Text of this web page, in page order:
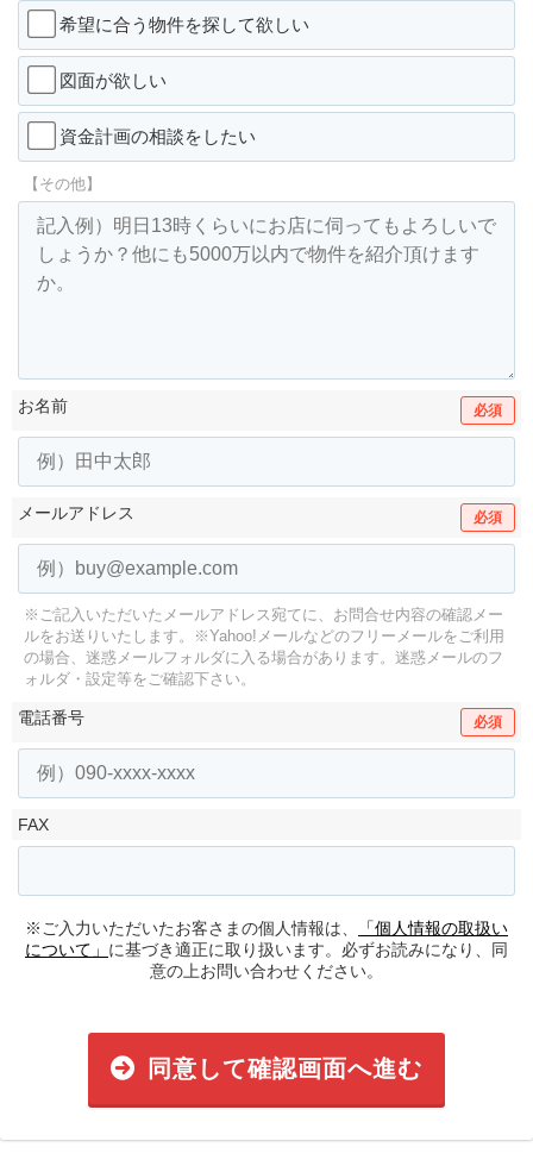
希望に合う物件を探して欲しい
図面が欲しい
資金計画の相談をしたい
【その他】
お名前 必須
メールアドレス 必須
※ご記入いただいたメールアドレス宛てに、お問合せ内容の確認メー
ルをお送りいたします。
※Yahoo!メールなどのフリーメールをご利用
の場合、迷惑メールフォルダに入る場合があります。 迷惑メールのフ
ォルダ・設定等をご確認下さい。
電話番号 必須
FAX
※ご入力いただいたお客さまの個人情報は、
「個人情報の取扱い
について」 に基づき適正に取り扱います。必ずお読みになり、同
意の上お問い合わせください。
同意して確認画面へ進む